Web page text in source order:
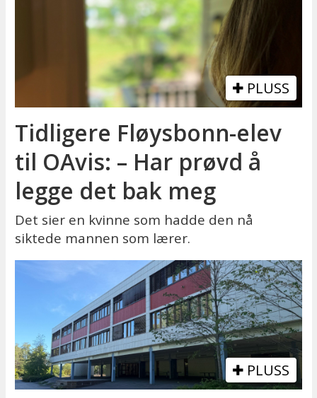
PLUSS
Tidligere Fløysbonn-elev
til OAvis: – Har prøvd å
legge det bak meg
Det sier en kvinne som hadde den nå
siktede mannen som lærer.
PLUSS